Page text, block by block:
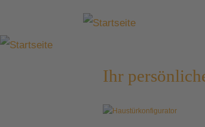
Ihr